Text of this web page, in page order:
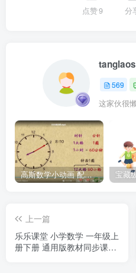
点赞9 分
569
这家伙很
高斯数学小动画 配套小学1-6年级数学 课堂知识点动画教学视频MP4 百度网盘下载
上一篇
乐乐课堂 小学数学 一年级上
册下册 通用版教材同步课堂